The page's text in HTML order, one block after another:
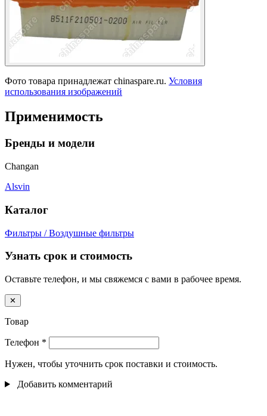
Фото товара принадлежат chinaspare.ru. Условия
использования изображений
Применимость
Бренды и модели
Changan
Alsvin
Каталог
Фильтры / Воздушные фильтры
Узнать срок и стоимость
Оставьте телефон, и мы свяжемся с вами в рабочее время.
✕
Товар
Телефон *
Нужен, чтобы уточнить срок поставки и стоимость.
Добавить комментарий